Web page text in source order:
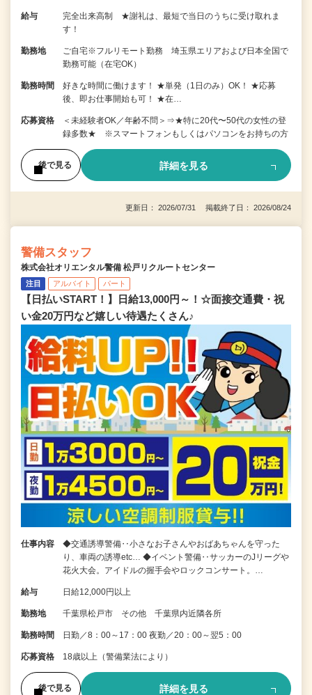
給与
完全出来高制 ★謝礼は、最短で当日のうちに受け取れま
す！
勤務地
ご自宅※フルリモート勤務 埼玉県エリアおよび日本全国で
勤務可能（在宅OK）
勤務時間
好きな時間に働けます！ ★単発（1日のみ）OK！ ★応募
後、即お仕事開始も可！ ★在…
応募資格
＜未経験者OK／年齢不問＞⇒★特に20代〜50代の女性の登
録多数★ ※スマートフォンもしくはパソコンをお持ちの方
後で見る 詳細を見る
更新日： 2026/07/31 掲載終了日： 2026/08/24
警備スタッフ
株式会社オリエンタル警備 松戸リクルートセンター
注目 アルバイト パート
【日払いSTART！】日給13,000円～！☆面接交通費・祝
い金20万円など嬉しい待遇たくさん♪
仕事内容
◆交通誘導警備‥小さなお子さんやおばあちゃんを守った
り、車両の誘導etc… ◆イベント警備‥サッカーのJリーグや
花火大会。アイドルの握手会やロックコンサート。…
給与 日給12,000円以上
勤務地 千葉県松戸市 その他 千葉県内近隣各所
勤務時間 日勤／8：00～17：00 夜勤／20：00～翌5：00
応募資格 18歳以上（警備業法により）
後で見る 詳細を見る